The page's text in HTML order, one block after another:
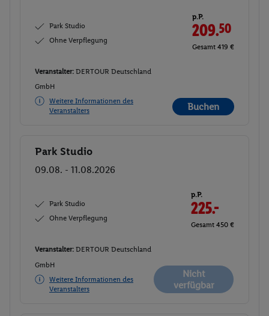
Park Studio
Ohne Verpflegung
p.P.
209.50
Gesamt 419 €
Veranstalter: DERTOUR Deutschland
GmbH
Weitere Informationen des
Veranstalters
Buchen
Buchen
Park Studio
09.08. - 11.08.2026
Park Studio
Ohne Verpflegung
p.P.
225.-
Gesamt 450 €
Veranstalter: DERTOUR Deutschland
GmbH
Weitere Informationen des
Veranstalters
Nicht
verfügbar